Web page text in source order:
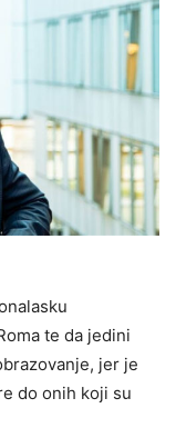
te da jedini
jer je
do onih koji su